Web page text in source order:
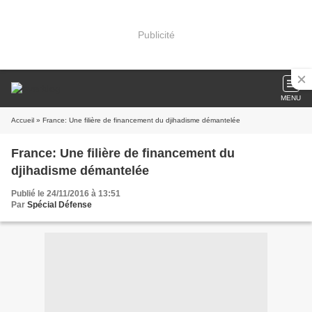
Publicité
MENU
Accueil » France: Une filière de financement du djihadisme démantelée
France: Une filière de financement du
djihadisme démantelée
Publié le 24/11/2016 à 13:51
Par Spécial Défense